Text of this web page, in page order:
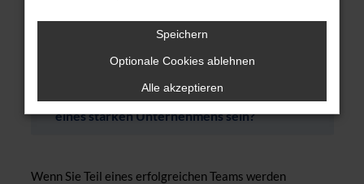
Sie fragen sich, ob die Automobilbranche
Wollen Sie als Automobilverkäufer/in Teil
eines starken Unternehmens sein?
Wenn Sie Teil eines erfolgreichen Teams werden
Speichern
Optionale Cookies ablehnen
Alle akzeptieren